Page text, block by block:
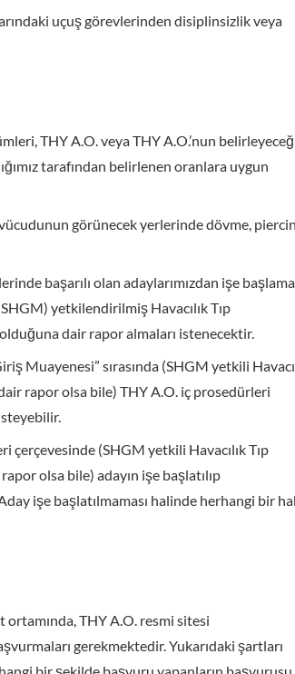
uçuş görevlerinden disiplinsizlik veya
THY A.O. veya THY A.O.’nun
tarafından belirlenen oranlara uygun
görünecek yerlerinde dövme,
başarılı olan adaylarımızdan işe başlama
yetkilendirilmiş Havacılık Tıp
dair rapor almaları istenecektir.
Muayenesi” sırasında (SHGM yetkili
rapor olsa bile) THY A.O. iç prosedürleri
(SHGM yetkili Havacılık Tıp
olsa bile) adayın işe başlatılıp
işe başlatılmaması halinde herhangi bir
ortamında, THY A.O. resmi sitesi
gerekmektedir. Yukarıdaki şartları